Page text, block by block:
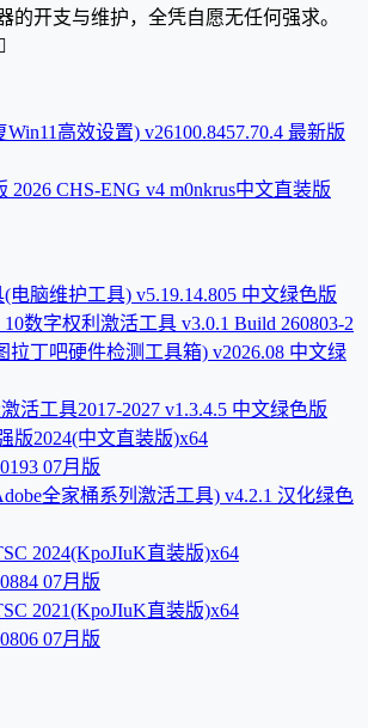
的开支与维护，全凭自愿无任何强求。
Win11高效设置) v26100.8457.70.4 最新版
2026 CHS-ENG v4 m0nkrus中文直装版
电脑维护工具) v5.19.14.805 中文绿色版
数字权利激活工具 v3.0.1 Build 260803-2
拉丁吧硬件检测工具箱) v2026.08 中文绿
活工具2017-2027 v1.3.4.5 中文绿色版
版2024(中文直装版)x64
07月版
全家桶系列激活工具) v4.2.1 汉化绿色
2024(KpoJIuK直装版)x64
07月版
2021(KpoJIuK直装版)x64
07月版